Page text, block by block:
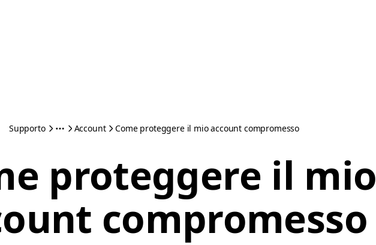
Supporto Account Come proteggere il mio account compromesso
proteggere il mio
compromesso